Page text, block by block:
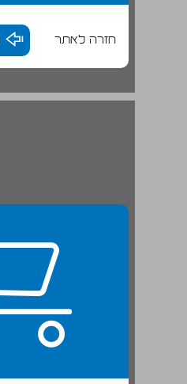
חזרה לאתר